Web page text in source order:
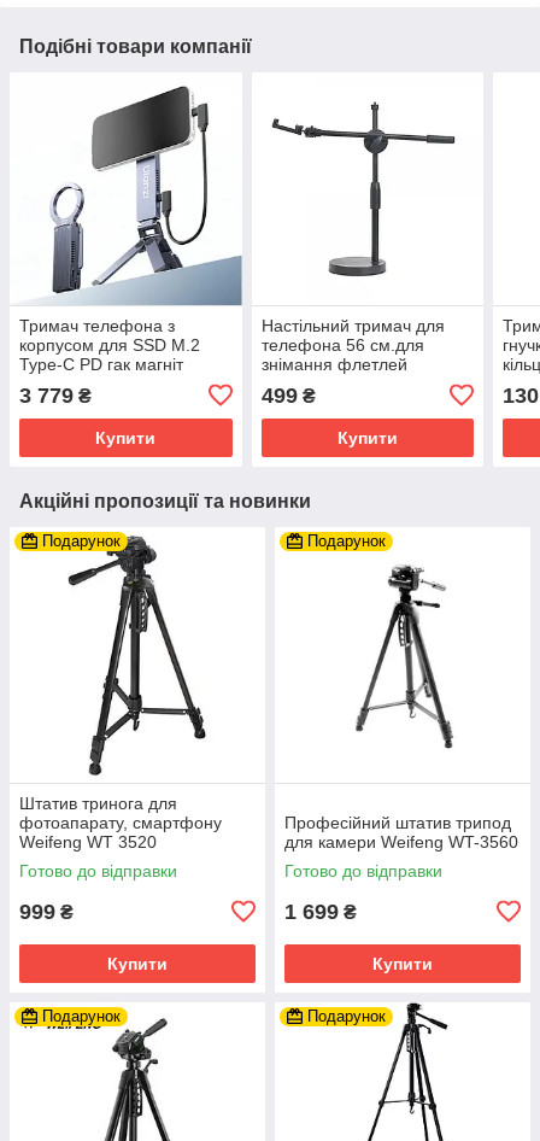
Подібні товари компанії
Тримач телефона з
корпусом для SSD M.2
Type-C PD гак магніт
3 779 ₴
Купити
Настільний тримач для
телефона 56 см.для
знімання флетлей
499₴
Купити
130
Акційні пропозиції та новинки
Подарунок
Штатив тринога для
фотоапарату, смартфону
Weifeng WT 3520
Готово до відправки
999 ₴
Купити
Подарунок
Професійний штатив трипод
для камери Weifeng WT-3560
Готово до відправки
1 699 ₴
Купити
Подарунок Подарунок